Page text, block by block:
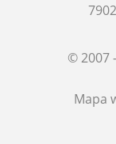
© 2007
Mapa